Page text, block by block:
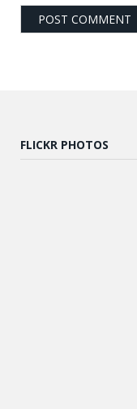
FLICKR PHOTOS